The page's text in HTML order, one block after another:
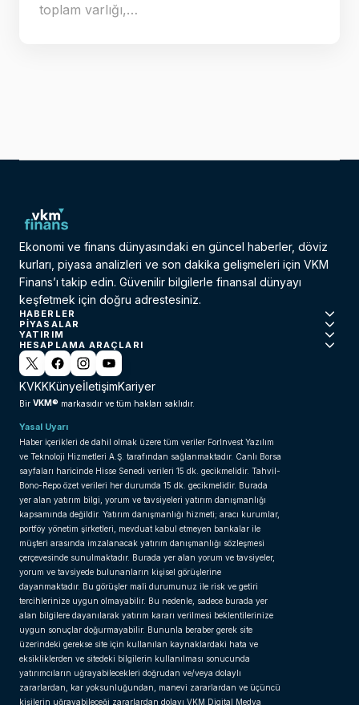
toplam varlığı,…
Ekonomi ve finans dünyasındaki en güncel haberler, döviz
kurları, piyasa analizleri ve son dakika gelişmeleri için VKM
Finans’ı takip edin. Güvenilir bilgilerle finansal dünyayı
keşfetmek için doğru adrestesiniz.
HABERLER
PIYASALAR
YATIRIM
HESAPLAMA ARAÇLARI
KVKKKünyeİletişimKariyer
Bir VKM® markasıdır ve tüm hakları saklıdır.
Yasal Uyarı
Haber içerikleri de dahil olmak üzere tüm veriler ForInvest Yazılım
ve Teknoloji Hizmetleri A.Ş. tarafından sağlanmaktadır. Canlı Borsa
sayfaları haricinde Hisse Senedi verileri 15 dk. gecikmelidir. Tahvil-
Bono-Repo özet verileri her durumda 15 dk. gecikmelidir. Burada
yer alan yatırım bilgi, yorum ve tavsiyeleri yatırım danışmanlığı
kapsamında değildir. Yatırım danışmanlığı hizmeti; aracı kurumlar,
portföy yönetim şirketleri, mevduat kabul etmeyen bankalar ile
müşteri arasında imzalanacak yatırım danışmanlığı sözleşmesi
çerçevesinde sunulmaktadır. Burada yer alan yorum ve tavsiyeler,
yorum ve tavsiyede bulunanların kişisel görüşlerine
dayanmaktadır. Bu görüşler mali durumunuz ile risk ve getiri
tercihlerinize uygun olmayabilir. Bu nedenle, sadece burada yer
alan bilgilere dayanılarak yatırım kararı verilmesi beklentilerinize
uygun sonuçlar doğurmayabilir. Bununla beraber gerek site
üzerindeki gerekse site için kullanılan kaynaklardaki hata ve
eksikliklerden ve sitedeki bilgilerin kullanılması sonucunda
yatırımcıların uğrayabilecekleri doğrudan ve/veya dolaylı
zararlardan, kar yoksunluğundan, manevi zararlardan ve üçüncü
kişilerin uğrayabileceği zararlardan dolayı VKM Digital Medya